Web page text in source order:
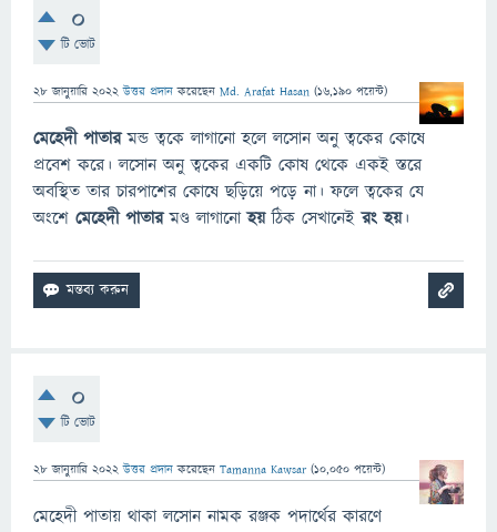
0
টি ভোট
28 জানুয়ারি 2022 উত্তর প্রদান করেছেন Md. Arafat Hasan (16,190 পয়েন্ট)
মেহেদী পাতারমন্ড ত্বকে লাগানো হলে লসোন অনু ত্বকের কোষে
প্রবেশ করে। লসোন অনু ত্বকের একটি কোষ থেকে একই স্তরে
অবস্থিত তার চারপাশের কোষে ছড়িয়ে পড়ে না। ফলে ত্বকের যে
অংশে মেহেদী পাতারমণ্ড লাগানোহয়ঠিক সেখানেইরং হয়।
0
টি ভোট
28 জানুয়ারি 2022 উত্তর প্রদান করেছেন Tamanna Kawsar (10,050 পয়েন্ট)
মেহেদী পাতায় থাকা লসোন নামক রঞ্জক পদার্থের কারণে